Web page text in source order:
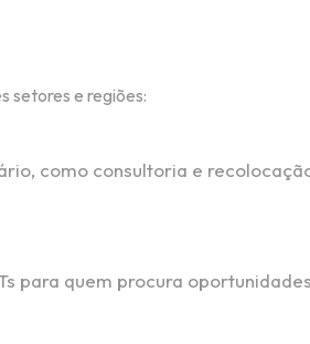
setores e regiões:
como consultoria e
para quem procura